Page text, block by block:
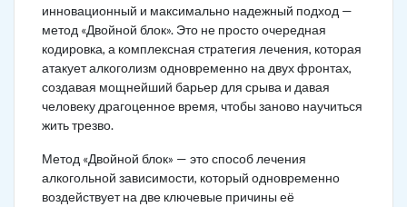
инновационный и максимально надежный подход —
метод «Двойной блок». Это не просто очередная
кодировка, а комплексная стратегия лечения, которая
атакует алкоголизм одновременно на двух фронтах,
создавая мощнейший барьер для срыва и давая
человеку драгоценное время, чтобы заново научиться
жить трезво.
Метод «Двойной блок» — это способ лечения
алкогольной зависимости, который одновременно
воздействует на две ключевые причины её